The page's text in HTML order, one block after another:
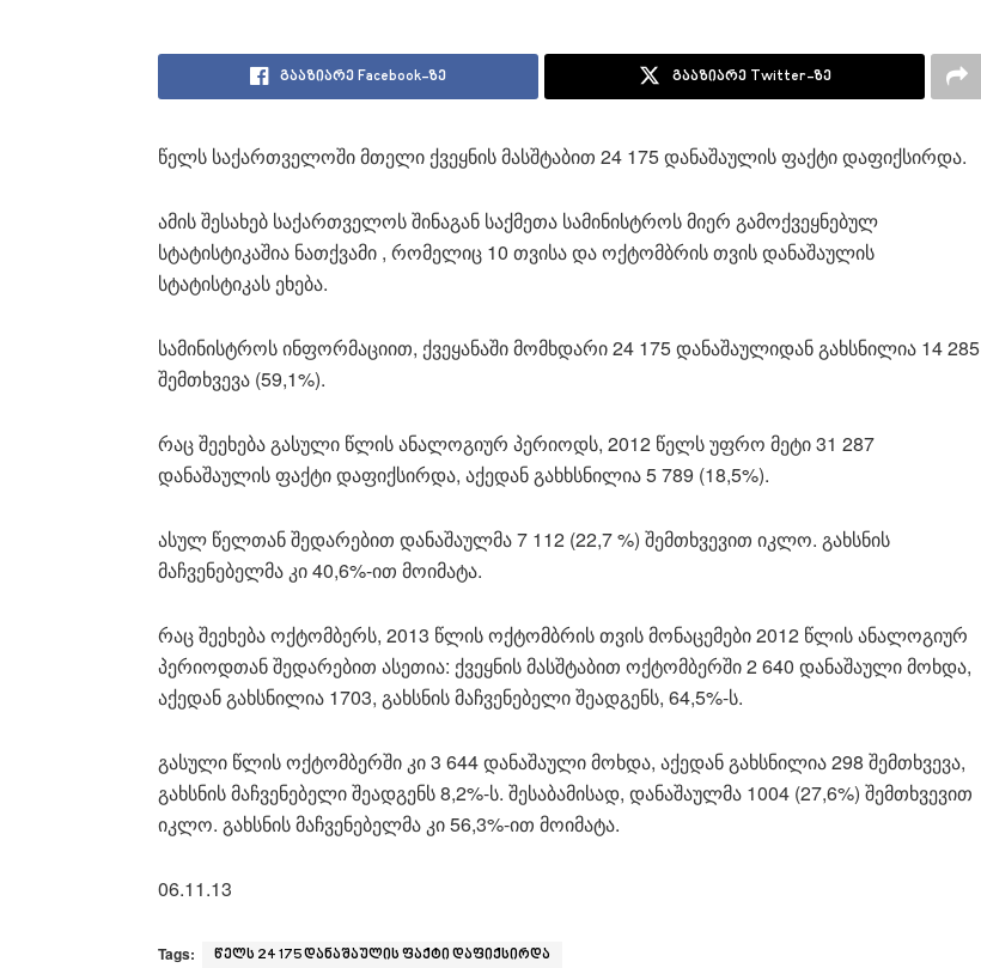
გააზიარე Facebook-ზე გააზიარე Twitter-ზე
წელს საქართველოში მთელი ქვეყნის მასშტაბით 24 175 დანაშაულის ფაქტი დაფიქსირდა.
ამის შესახებ საქართველოს შინაგან საქმეთა სამინისტროს მიერ გამოქვეყნებულ
სტატისტიკაშია ნათქვამი , რომელიც 10 თვისა და ოქტომბრის თვის დანაშაულის
სტატისტიკას ეხება.
სამინისტროს ინფორმაციით, ქვეყანაში მომხდარი 24 175 დანაშაულიდან გახსნილია 14 285
შემთხვევა (59,1%).
რაც შეეხება გასული წლის ანალოგიურ პერიოდს, 2012 წელს უფრო მეტი 31 287
დანაშაულის ფაქტი დაფიქსირდა, აქედან გახხსნილია 5 789 (18,5%).
ასულ წელთან შედარებით დანაშაულმა 7 112 (22,7 %) შემთხვევით იკლო. გახსნის
მაჩვენებელმა კი 40,6%-ით მოიმატა.
რაც შეეხება ოქტომბერს, 2013 წლის ოქტომბრის თვის მონაცემები 2012 წლის ანალოგიურ
პერიოდთან შედარებით ასეთია: ქვეყნის მასშტაბით ოქტომბერში 2 640 დანაშაული მოხდა,
აქედან გახსნილია 1703, გახსნის მაჩვენებელი შეადგენს, 64,5%-ს.
გასული წლის ოქტომბერში კი 3 644 დანაშაული მოხდა, აქედან გახსნილია 298 შემთხვევა,
გახსნის მაჩვენებელი შეადგენს 8,2%-ს. შესაბამისად, დანაშაულმა 1004 (27,6%) შემთხვევით
იკლო. გახსნის მაჩვენებელმა კი 56,3%-ით მოიმატა.
06.11.13
Tags: წელს 24 175 დანაშაულის ფაქტი დაფიქსირდა